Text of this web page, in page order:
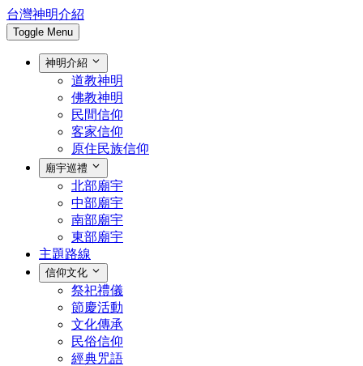
台灣神明介紹
Toggle Menu
神明介紹
道教神明
佛教神明
民間信仰
客家信仰
原住民族信仰
廟宇巡禮
北部廟宇
中部廟宇
南部廟宇
東部廟宇
主題路線
信仰文化
祭祀禮儀
節慶活動
文化傳承
民俗信仰
經典咒語